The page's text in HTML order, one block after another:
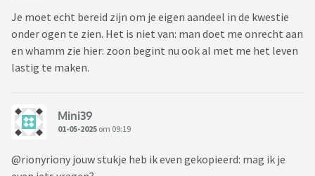
Je moet echt bereid zijn om je eigen aandeel in de kwestie
onder ogen te zien. Het is niet van: man doet me onrecht aan
en whamm zie hier: zoon begint nu ook al met me het leven
lastig te maken.
Mini39
01-05-2025 om 09:19
@rionyriony jouw stukje heb ik even gekopieerd: mag ik je